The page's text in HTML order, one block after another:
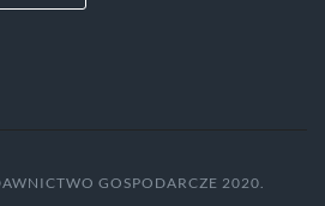
GOSPODARCZE 2020.